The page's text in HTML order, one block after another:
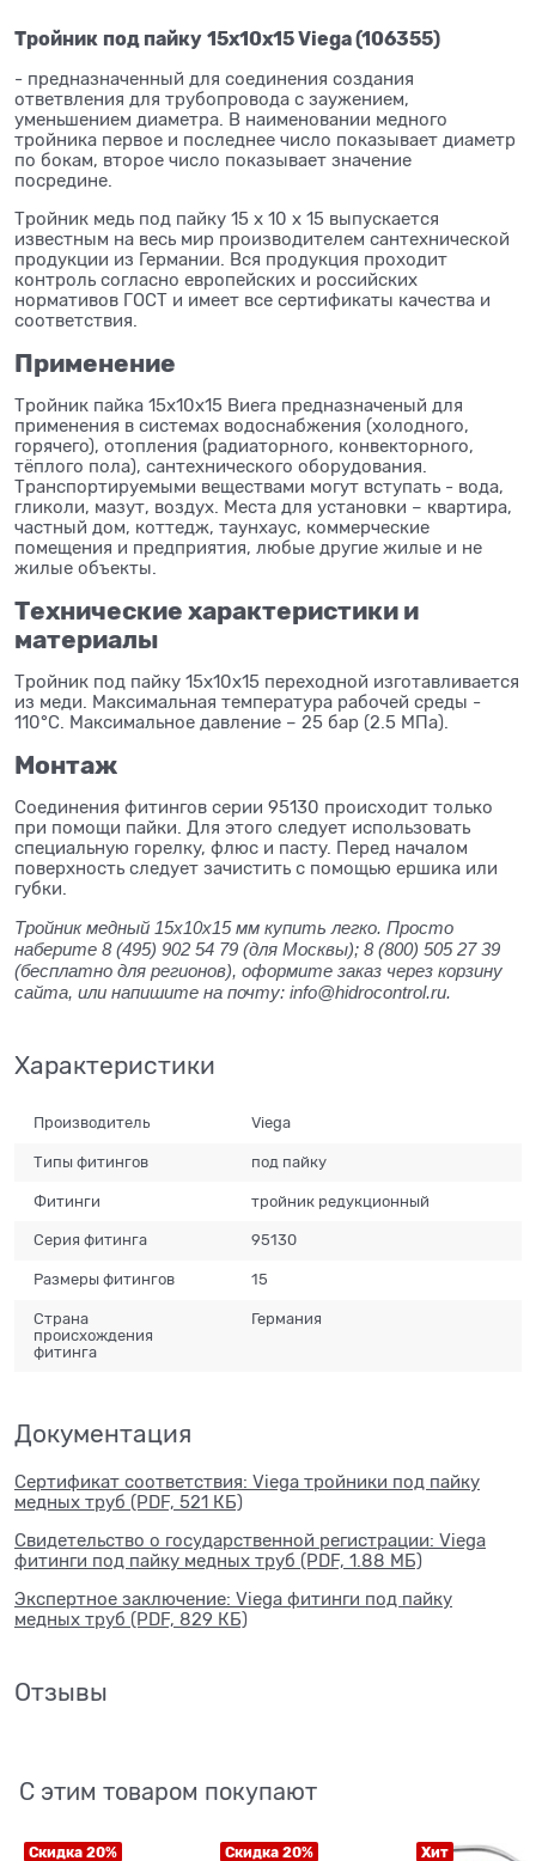
Тройник под пайку 15x10x15 Viega (106355)
- предназначенный для соединения создания
ответвления для трубопровода с заужением,
уменьшением диаметра. В наименовании медного
тройника первое и последнее число показывает диаметр
по бокам, второе число показывает значение
посредине.
Тройник медь под пайку 15 x 10 x 15 выпускается
известным на весь мир производителем сантехнической
продукции из Германии. Вся продукция проходит
контроль согласно европейских и российских
нормативов ГОСТ и имеет все сертификаты качества и
соответствия.
Применение
Тройник пайка 15x10x15 Виега предназначеный для
применения в системах водоснабжения (холодного,
горячего), отопления (радиаторного, конвекторного,
тёплого пола), сантехнического оборудования.
Транспортируемыми веществами могут вступать - вода,
гликоли, мазут, воздух. Места для установки – квартира,
частный дом, коттедж, таунхаус, коммерческие
помещения и предприятия, любые другие жилые и не
жилые объекты.
Технические характеристики и
материалы
Тройник под пайку 15x10x15 переходной изготавливается
из меди. Максимальная температура рабочей среды -
110°C. Максимальное давление – 25 бар (2.5 МПа).
Монтаж
Соединения фитингов серии 95130 происходит только
при помощи пайки. Для этого следует использовать
специальную горелку, флюс и пасту. Перед началом
поверхность следует зачистить с помощью ершика или
губки.
Тройник медный 15x10x15 мм купить легко. Просто
наберите 8 (495) 902 54 79 (для Москвы); 8 (800) 505 27 39
(бесплатно для регионов), оформите заказ через корзину
сайта, или напишите на почту: info@hidrocontrol.ru.
Характеристики
Производитель Viega
Типы фитингов под пайку
Фитинги тройник редукционный
Серия фитинга 95130
Размеры фитингов 15
Страна
происхождения
фитинга
Германия
Документация
Сертификат соответствия: Viega тройники под пайку
медных труб (PDF, 521 КБ)
Свидетельство о государственной регистрации: Viega
фитинги под пайку медных труб (PDF, 1.88 МБ)
Экспертное заключение: Viega фитинги под пайку
медных труб (PDF, 829 КБ)
Отзывы
С этим товаром покупают
Скидка 20% Скидка 20%
Хит